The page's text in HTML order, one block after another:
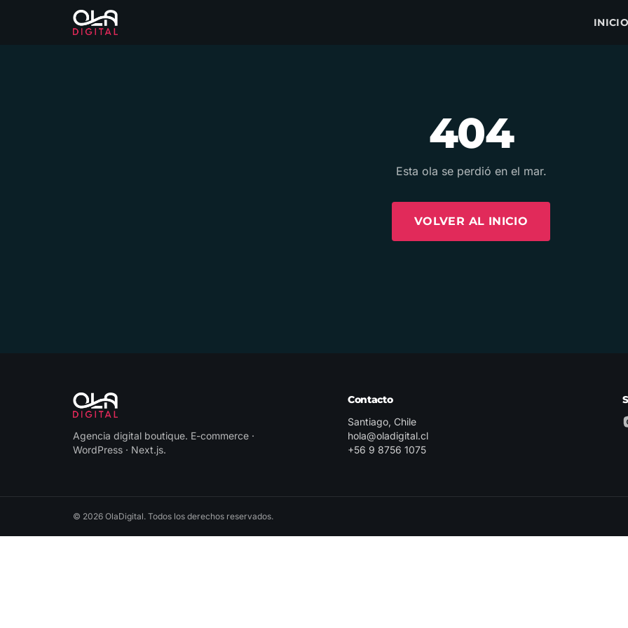
404
Esta ola se perdió en el mar.
VOLVER AL INICIO
Agencia digital boutique. E-commerce ·
WordPress · Next.js.
Contacto
Santiago, Chile
hola@oladigital.cl
+56 9 8756 1075
© 2026 OlaDigital. Todos los derechos reservados.